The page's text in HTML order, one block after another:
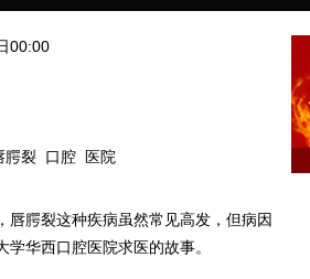
00:00
腭裂 口腔 医院
腭裂这种疾病虽然常见高发，但病因
华西口腔医院求医的故事。